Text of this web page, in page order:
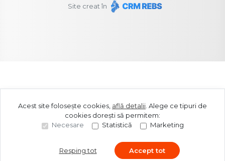
Site creat în
Acest site folosește cookies, află detalii Alege ce tipuri de
cookies dorești să permitem:
Necesare
Statistică Marketing
Resping tot Accept tot